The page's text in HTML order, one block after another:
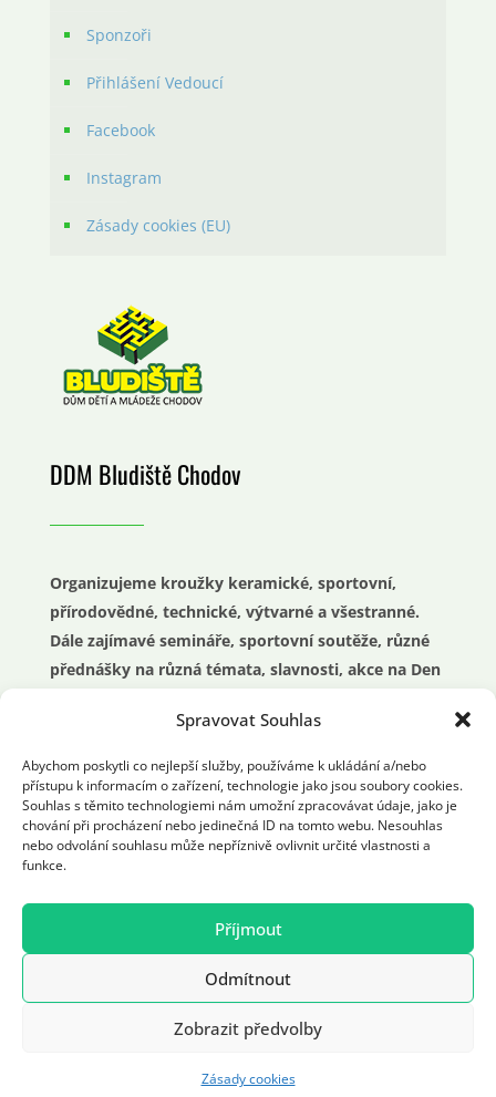
Spravovat Souhlas
Abychom poskytli co nejlepší služby, používáme k ukládání a/nebo
přístupu k informacím o zařízení, technologie jako jsou soubory cookies.
Souhlas s těmito technologiemi nám umožní zpracovávat údaje, jako je
chování při procházení nebo jedinečná ID na tomto webu. Nesouhlas
nebo odvolání souhlasu může nepříznivě ovlivnit určité vlastnosti a
funkce.
Příjmout
Odmítnout
Zobrazit předvolby
Zásady cookies
Sponzoři
Přihlášení Vedoucí
Facebook
Instagram
Zásady cookies (EU)
DDM Bludiště Chodov
Organizujeme kroužky keramické, sportovní,
přírodovědné, technické, výtvarné a všestranné.
Dále zajímavé semináře, sportovní soutěže, různé
přednášky na různá témata, slavnosti, akce na Den
O prázdninách příměstské a pobytové tábory a
mnoho dalších činností pro celou rodinu a mládež.
Realizace: 2021 © ddmchodov.cz. All Rights
Reserved | Vyrobil:Designrepublic.cz